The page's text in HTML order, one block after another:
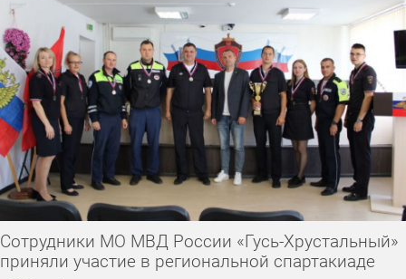
Сотрудники МО МВД России «Гусь-Хрустальный»
приняли участие в региональной спартакиаде